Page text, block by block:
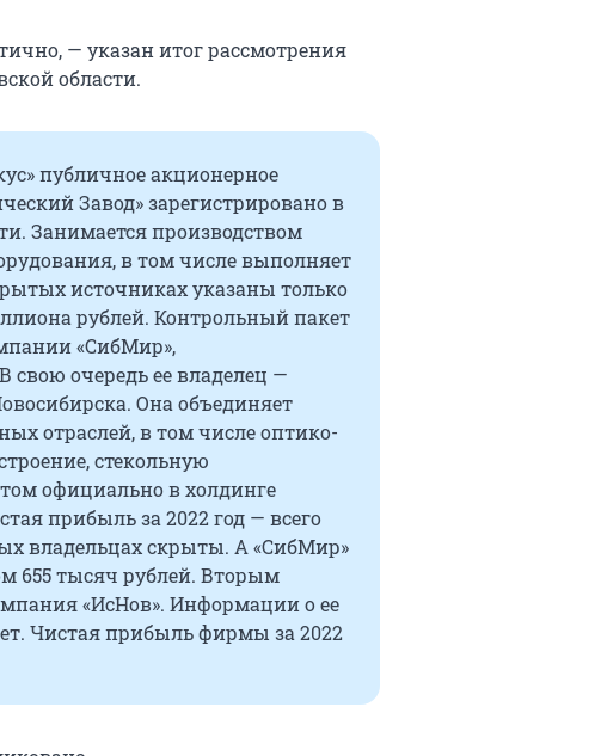
— указан итог рассмотрения
области.
публичное акционерное
Завод» зарегистрировано в
Занимается производством
в том числе выполняет
источниках указаны только
рублей. Контрольный пакет
«СибМир»,
свою очередь ее владелец —
Она объединяет
отраслей, в том числе оптико-
стекольную
официально в холдинге
прибыль за 2022 год — всего
владельцах скрыты. А «СибМир»
655 тысяч рублей. Вторым
«ИсНов». Информации о ее
Чистая прибыль фирмы за 2022